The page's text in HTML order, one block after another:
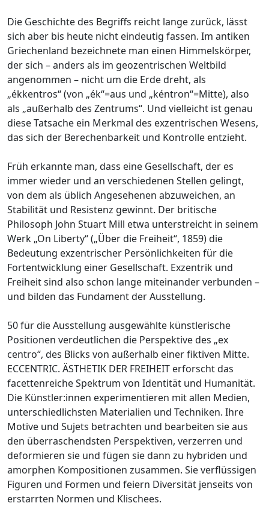
Die Geschichte des Begriffs reicht lange zurück, lässt
sich aber bis heute nicht eindeutig fassen. Im antiken
Griechenland bezeichnete man einen Himmelskörper,
der sich – anders als im geozentrischen Weltbild
angenommen – nicht um die Erde dreht, als
„ékkentros“ (von „ék“=aus und „kéntron“=Mitte), also
als „außerhalb des Zentrums“. Und vielleicht ist genau
diese Tatsache ein Merkmal des exzentrischen Wesens,
das sich der Berechenbarkeit und Kontrolle entzieht.
Früh erkannte man, dass eine Gesellschaft, der es
immer wieder und an verschiedenen Stellen gelingt,
von dem als üblich Angesehenen abzuweichen, an
Stabilität und Resistenz gewinnt. Der britische
Philosoph John Stuart Mill etwa unterstreicht in seinem
Werk „On Liberty“ („Über die Freiheit“, 1859) die
Bedeutung exzentrischer Persönlichkeiten für die
Fortentwicklung einer Gesellschaft. Exzentrik und
Freiheit sind also schon lange miteinander verbunden –
und bilden das Fundament der Ausstellung.
50 für die Ausstellung ausgewählte künstlerische
Positionen verdeutlichen die Perspektive des „ex
centro“, des Blicks von außerhalb einer fiktiven Mitte.
ECCENTRIC. ÄSTHETIK DER FREIHEIT erforscht das
facettenreiche Spektrum von Identität und Humanität.
Die Künstler:innen experimentieren mit allen Medien,
unterschiedlichsten Materialien und Techniken. Ihre
Motive und Sujets betrachten und bearbeiten sie aus
den überraschendsten Perspektiven, verzerren und
deformieren sie und fügen sie dann zu hybriden und
amorphen Kompositionen zusammen. Sie verflüssigen
Figuren und Formen und feiern Diversität jenseits von
erstarrten Normen und Klischees.